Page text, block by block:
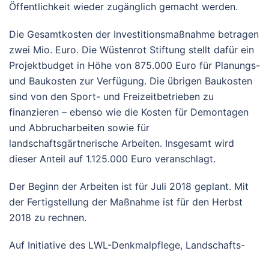
Öffentlichkeit wieder zugänglich gemacht werden.
Die Gesamtkosten der Investitionsmaßnahme betragen
zwei Mio. Euro. Die Wüstenrot Stiftung stellt dafür ein
Projektbudget in Höhe von 875.000 Euro für Planungs-
und Baukosten zur Verfügung. Die übrigen Baukosten
sind von den Sport- und Freizeitbetrieben zu
finanzieren – ebenso wie die Kosten für Demontagen
und Abbrucharbeiten sowie für
landschaftsgärtnerische Arbeiten. Insgesamt wird
dieser Anteil auf 1.125.000 Euro veranschlagt.
Der Beginn der Arbeiten ist für Juli 2018 geplant. Mit
der Fertigstellung der Maßnahme ist für den Herbst
2018 zu rechnen.
Auf Initiative des LWL-Denkmalpflege, Landschafts-